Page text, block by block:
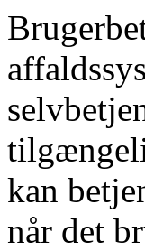
kan
når det